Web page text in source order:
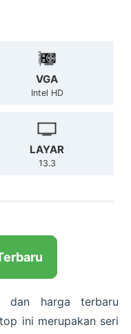
VGA
Intel HD
LAYAR
13.3
dan harga terbaru
ini merupakan seri